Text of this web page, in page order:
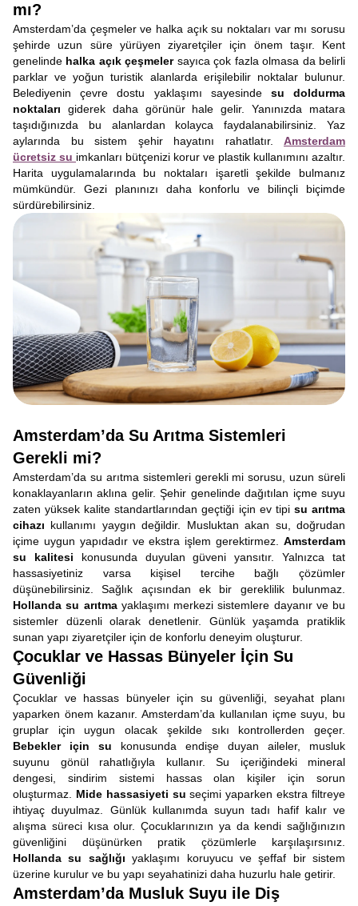
mı?
Amsterdam’da çeşmeler ve halka açık su noktaları var mı sorusu
şehirde uzun süre yürüyen ziyaretçiler için önem taşır. Kent
genelinde halka açık çeşmelersayıca çok fazla olmasa da belirli
parklar ve yoğun turistik alanlarda erişilebilir noktalar bulunur.
Belediyenin çevre dostu yaklaşımı sayesinde su doldurma
noktaları giderek daha görünür hale gelir. Yanınızda matara
taşıdığınızda bu alanlardan kolayca faydalanabilirsiniz. Yaz
aylarında bu sistem şehir hayatını rahatlatır. Amsterdam
ücretsiz su imkanları bütçenizi korur ve plastik kullanımını azaltır.
Harita uygulamalarında bu noktaları işaretli şekilde bulmanız
mümkündür. Gezi planınızı daha konforlu ve bilinçli biçimde
sürdürebilirsiniz.
Amsterdam’da Su Arıtma Sistemleri
Gerekli mi?
Amsterdam’da su arıtma sistemleri gerekli mi sorusu, uzun süreli
konaklayanların aklına gelir. Şehir genelinde dağıtılan içme suyu
zaten yüksek kalite standartlarından geçtiği için ev tipi su arıtma
cihazı kullanımı yaygın değildir. Musluktan akan su, doğrudan
içime uygun yapıdadır ve ekstra işlem gerektirmez. Amsterdam
su kalitesi konusunda duyulan güveni yansıtır. Yalnızca tat
hassasiyetiniz varsa kişisel tercihe bağlı çözümler
düşünebilirsiniz. Sağlık açısından ek bir gereklilik bulunmaz.
Hollanda su arıtmayaklaşımı merkezi sistemlere dayanır ve bu
sistemler düzenli olarak denetlenir. Günlük yaşamda pratiklik
sunan yapı ziyaretçiler için de konforlu deneyim oluşturur.
Çocuklar ve Hassas Bünyeler İçin Su
Güvenliği
Çocuklar ve hassas bünyeler için su güvenliği, seyahat planı
yaparken önem kazanır. Amsterdam’da kullanılan içme suyu, bu
gruplar için uygun olacak şekilde sıkı kontrollerden geçer.
Bebekler için su konusunda endişe duyan aileler, musluk
suyunu gönül rahatlığıyla kullanır. Su içeriğindeki mineral
dengesi, sindirim sistemi hassas olan kişiler için sorun
oluşturmaz. Mide hassasiyeti su seçimi yaparken ekstra filtreye
ihtiyaç duyulmaz. Günlük kullanımda suyun tadı hafif kalır ve
alışma süreci kısa olur. Çocuklarınızın ya da kendi sağlığınızın
güvenliğini düşünürken pratik çözümlerle karşılaşırsınız.
Hollanda su sağlığı yaklaşımı koruyucu ve şeffaf bir sistem
üzerine kurulur ve bu yapı seyahatinizi daha huzurlu hale getirir.
Amsterdam’da Musluk Suyu ile Diş